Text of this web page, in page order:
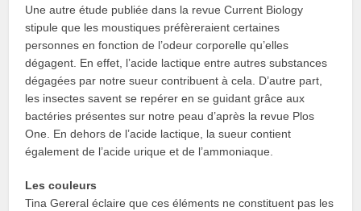
Une autre étude publiée dans la revue Current Biology
stipule que les moustiques préfèreraient certaines
personnes en fonction de l’odeur corporelle qu’elles
dégagent. En effet, l’acide lactique entre autres substances
dégagées par notre sueur contribuent à cela. D’autre part,
les insectes savent se repérer en se guidant grâce aux
bactéries présentes sur notre peau d’après la revue Plos
One. En dehors de l’acide lactique, la sueur contient
également de l’acide urique et de l’ammoniaque.
Les couleurs
Tina Gereral éclaire que ces éléments ne constituent pas les